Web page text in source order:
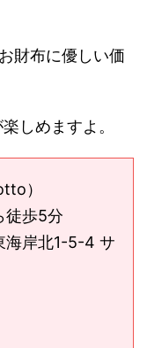
財布に優しい価
しめますよ。
）
徒歩5分
海岸北1-5-4 サ